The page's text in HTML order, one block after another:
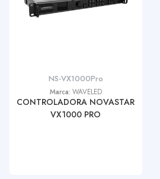
NS-VX1000Pro
Marca: WAVELED
CONTROLADORA NOVASTAR
VX1000 PRO